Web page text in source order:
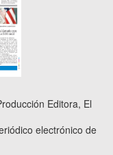
Editora, El
electrónico de